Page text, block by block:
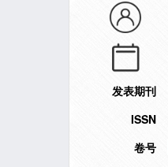
发表期刊
ISSN
卷号